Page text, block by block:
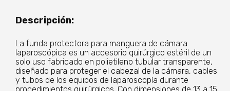
cantidad
Descripción:
La funda protectora para manguera de cámara
laparoscópica es un accesorio quirúrgico estéril de un
solo uso fabricado en polietileno tubular transparente,
diseñado para proteger el cabezal de la cámara, cables
y tubos de los equipos de laparoscopía durante